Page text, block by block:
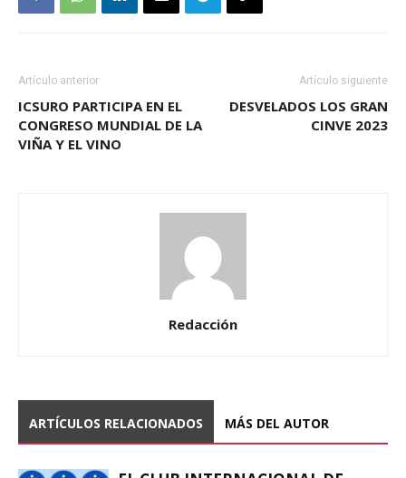
Artículo anterior
ICSURO PARTICIPA EN EL
CONGRESO MUNDIAL DE LA
VIÑA Y EL VINO
Artículo siguiente
DESVELADOS LOS GRAN
CINVE 2023
Redacción
ARTÍCULOS RELACIONADOS MÁS DEL AUTOR